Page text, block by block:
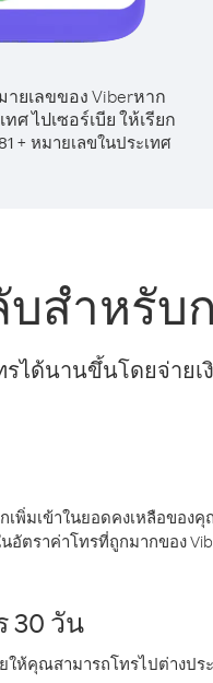
ยเลขของ Viberหาก
ศ ไปเซอร์เบีย ให้เรียก
+ หมายเลขในประเทศ
สำหรับ
รได้นานขึ้นโดยจ่าย
กเพิ่มเข้าในยอดคงเหลือขอ
อัตราค่าโทรที่ถูกมากของ
30 วัน
ให้คุณสามารถโทรไปต่างป